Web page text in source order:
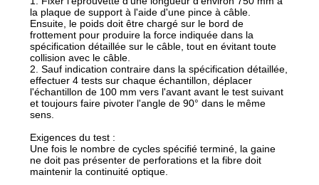
la plaque de support à l'aide d'une pince à câble.
Ensuite, le poids doit être chargé sur le bord de
frottement pour produire la force indiquée dans la
spécification détaillée sur le câble, tout en évitant toute
collision avec le câble.
2. Sauf indication contraire dans la spécification détaillée,
effectuer 4 tests sur chaque échantillon, déplacer
l'échantillon de 100 mm vers l'avant avant le test suivant
et toujours faire pivoter l'angle de 90° dans le même
sens.
Exigences du test :
Une fois le nombre de cycles spécifié terminé, la gaine
ne doit pas présenter de perforations et la fibre doit
maintenir la continuité optique.